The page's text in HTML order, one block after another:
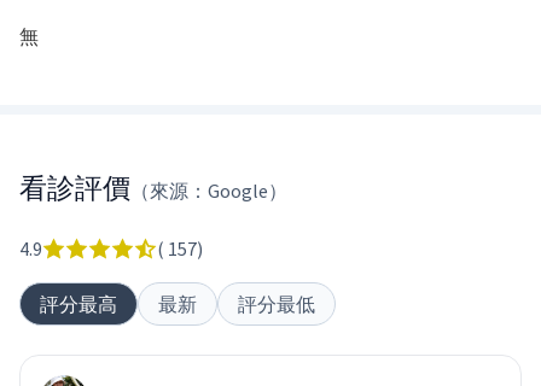
無
看診評價 （來源：Google）
4.9 ( 157)
評分最高 最新 評分最低